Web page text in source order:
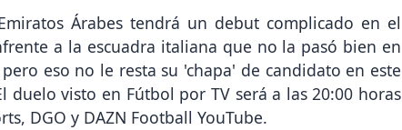
Árabes tendrá un debut complicado en el
a la escuadra italiana que no la pasó bien en
eso no le resta su 'chapa' de candidato en este
visto en Fútbol por TV será a las 20:00 horas
DGO y DAZN Football YouTube.